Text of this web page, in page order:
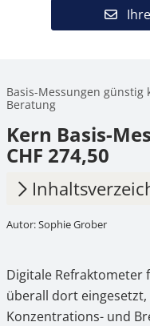
Basis-Messungen
Beratung
Kern Basis-
CHF 274,50
1. Was sind
2.
Basis-
Autor: Sophie Grober
Digitale Refraktometer
überall dort
Konzentrations- und